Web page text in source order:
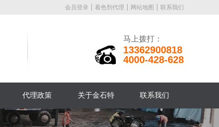
会员登录 着色剂代理 网站地图 联系我们
马上拨打：
13362900818
4000-428-628
代理政策 关于金石特 联系我们